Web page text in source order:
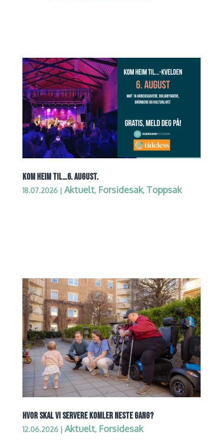
KOM HEIM TIL…6. AUGUST.
18.07.2026| Aktuelt, Forsidesak, Toppsak
HVOR SKAL VI SERVERE KOMLER NESTE GANG?
12.06.2026| Aktuelt, Forsidesak